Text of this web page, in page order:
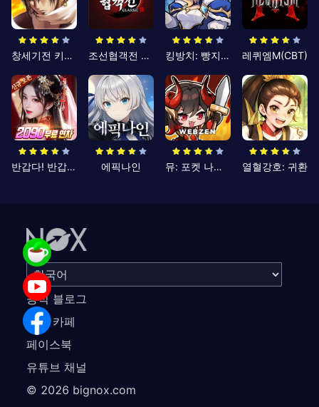
창세기전 키우기 조선협객전 클래식 킹방치: 빵지의 제왕 레퀴엠M(CBT)
반갑다! 반갑삼국지 에픽나인 뮤: 포켓 나이츠 열혈강호: 귀환
공식 블로그
공식 카페
페이스북
유튜브 채널
© 2026 bignox.com